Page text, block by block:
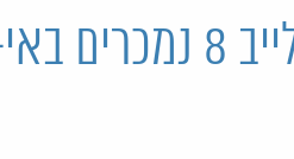
ביי